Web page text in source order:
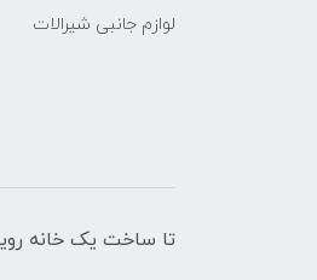
لوازم جانبی شیرالات
تا ساخت یک خانه